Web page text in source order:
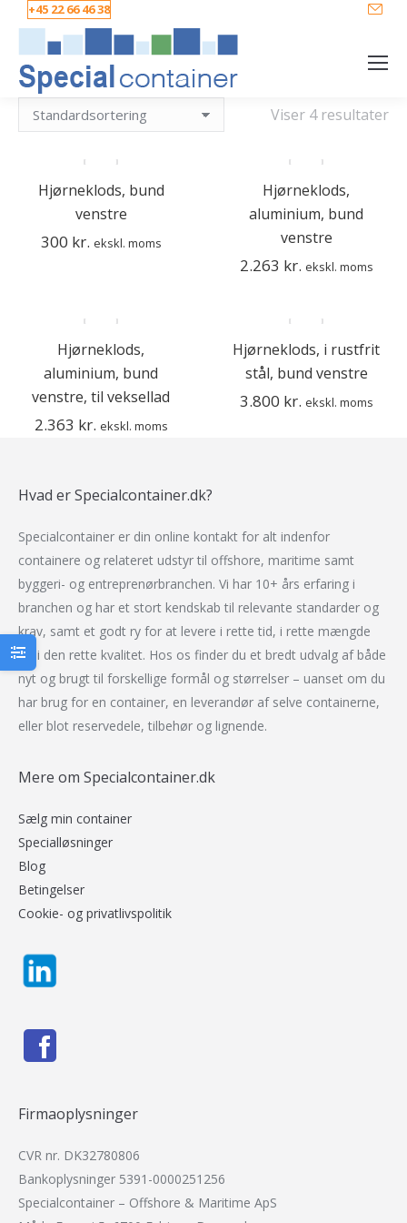
+45 22 66 46 38
Viser 4 resultater
Hjørneklods, bund
venstre
300 kr. ekskl. moms
Hjørneklods,
aluminium, bund
venstre
2.263 kr. ekskl. moms
Hjørneklods,
aluminium, bund
venstre, til veksellad
2.363 kr. ekskl. moms
Hjørneklods, i rustfrit
stål, bund venstre
3.800 kr. ekskl. moms
Hvad er Specialcontainer.dk?
Specialcontainer er din online kontakt for alt indenfor
containere og relateret udstyr til offshore, maritime samt
byggeri- og entreprenørbranchen. Vi har 10+ års erfaring i
branchen og har et stort kendskab til relevante standarder og
krav, samt et godt ry for at levere i rette tid, i rette mængde
og i den rette kvalitet. Hos os finder du et bredt udvalg af både
nyt og brugt til forskellige formål og størrelser – uanset om du
har brug for en container, en leverandør af selve containerne,
eller blot reservedele, tilbehør og lignende.
Mere om Specialcontainer.dk
Sælg min container
Specialløsninger
Blog
Betingelser
Cookie- og privatlivspolitik
Firmaoplysninger
CVR nr. DK32780806
Bankoplysninger 5391-0000251256
Specialcontainer – Offshore & Maritime ApS